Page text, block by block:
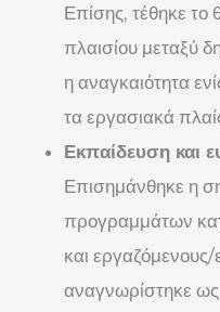
Επίσης, τέθηκε το
πλαισίου μεταξύ
η αναγκαιότητα
τα εργασιακά
Εκπαίδευση και
Επισημάνθηκε η
προγραμμάτων
και
αναγνωρίστηκε ως